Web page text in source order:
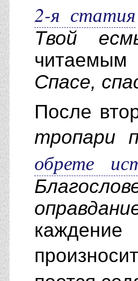
2-я статия
Твой
Спасе,
После
тропари
обрете